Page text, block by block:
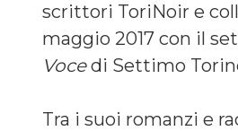
scrittori ToriNoir e
maggio 2017 con il
Vocedi Settimo
Tra i suoi romanzi e